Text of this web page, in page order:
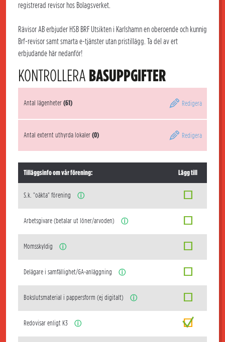
registrerad revisor hos Bolagsverket.
Rävisor AB erbjuder HSB BRF Utsikten i Karlshamn en oberoende och kunnig
Brf-revisor samt smarta e-tjänster utan pristillägg. Ta del av ert
erbjudande här nedanför!
KONTROLLERA BASUPPGIFTER
Antal lägenheter(61) Redigera
Antal externt uthyrda lokaler(0) Redigera
Tilläggsinfo om vår förening: Lägg till
S.k. "oäkta" förening ⓘ
Arbetsgivare (betalar ut löner/arvoden) ⓘ
Momsskyldig ⓘ
Delägare i samfällighet/GA-anläggning ⓘ
Bokslutsmaterial i pappersform (ej digitalt) ⓘ
Redovisar enligt K3 ⓘ